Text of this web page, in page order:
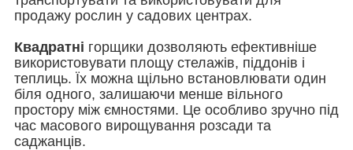
продажу рослин у садових центрах.
Квадратні горщики дозволяють ефективніше
використовувати площу стелажів, піддонів і
теплиць. Їх можна щільно встановлювати один
біля одного, залишаючи менше вільного
простору між ємностями. Це особливо зручно під
час масового вирощування розсади та
саджанців.